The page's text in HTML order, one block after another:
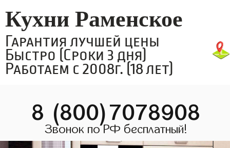
Кухни Раменское
Гарантия лучшей цены
Быстро (Сроки 3 дня)
Работаем с 2008г. (18 лет)
8 (800)7078908
Звонок по РФ бесплатный!